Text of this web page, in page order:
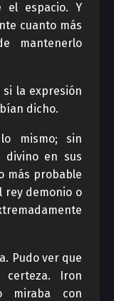
el espacio. Y
cuanto más
mantenerlo
si la expresión
dicho.
mismo; sin
divino en sus
más probable
rey demonio o
Pudo ver que
Iron
miraba con